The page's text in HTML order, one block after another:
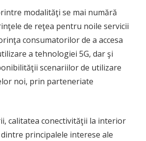
modalităţi se mai numără
de reţea pentru noile servicii
consumatorilor de a accesa
a tehnologiei 5G, dar şi
scenariilor de utilizare
noi, prin parteneriate
calitatea conectivităţii la interior
principalele interese ale